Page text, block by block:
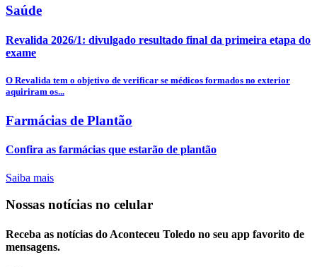
Saúde
Revalida 2026/1: divulgado resultado final da primeira etapa do
exame
O Revalida tem o objetivo de verificar se médicos formados no exterior
aquiriram os...
Farmácias de Plantão
Confira as farmácias que estarão de plantão
Saiba mais
Nossas notícias no celular
Receba as notícias do Aconteceu Toledo no seu app favorito de
mensagens.